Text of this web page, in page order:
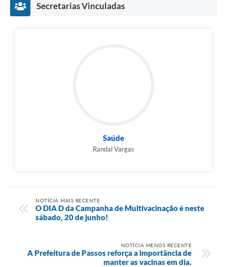
Secretarias Vinculadas
Saúde
Randal Vargas
NOTÍCIA MAIS RECENTE
O DIA D da Campanha de Multivacinação é neste
sábado, 20 de junho!
NOTÍCIA MENOS RECENTE
A Prefeitura de Passos reforça a importância de
manter as vacinas em dia.